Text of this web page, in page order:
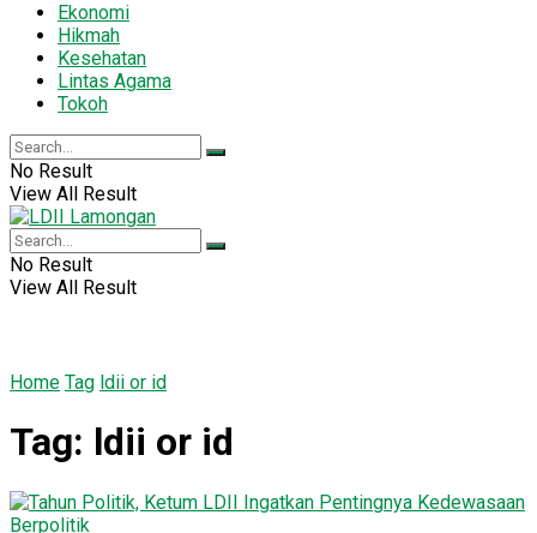
Ekonomi
Hikmah
Kesehatan
Lintas Agama
Tokoh
No Result
View All Result
No Result
View All Result
Home Tag ldii or id
Tag: ldii or id